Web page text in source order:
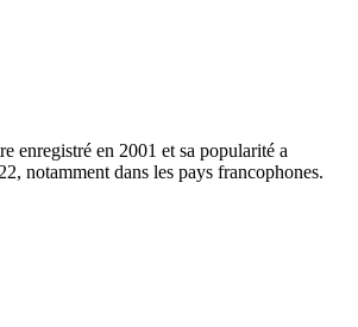
enregistré en 2001 et sa popularité a
notamment dans les pays francophones.